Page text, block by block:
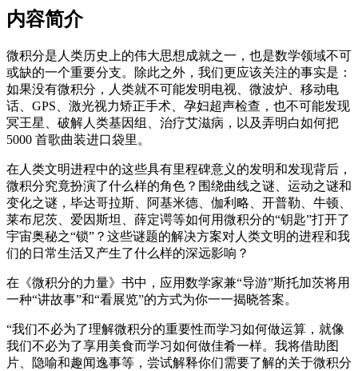
内容简介
微积分是人类历史上的伟大思想成就之一，也是数学领域不可
或缺的一个重要分支。除此之外，我们更应该关注的事实是：
如果没有微积分，人类就不可能发明电视、微波炉、移动电
话、GPS、激光视力矫正手术、孕妇超声检查，也不可能发现
冥王星、破解人类基因组、治疗艾滋病，以及弄明白如何把
5000 首歌曲装进口袋里。
在人类文明进程中的这些具有里程碑意义的发明和发现背后，
微积分究竟扮演了什么样的角色？围绕曲线之谜、运动之谜和
变化之谜，毕达哥拉斯、阿基米德、伽利略、开普勒、牛顿、
莱布尼茨、爱因斯坦、薛定谔等如何用微积分的“钥匙”打开了
宇宙奥秘之“锁”？这些谜题的解决方案对人类文明的进程和我
们的日常生活又产生了什么样的深远影响？
在《微积分的力量》书中，应用数学家兼“导游”斯托加茨将用
一种“讲故事”和“看展览”的方式为你一一揭晓答案。
“我们不必为了理解微积分的重要性而学习如何做运算，就像
我们不必为了享用美食而学习如何做佳肴一样。我将借助图
片、隐喻和趣闻逸事等，尝试解释你们需要了解的关于微积分